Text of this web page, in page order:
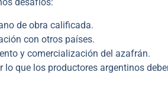
desafíos:
de obra calificada.
con otros países.
y comercialización del azafrán.
que los productores argentinos